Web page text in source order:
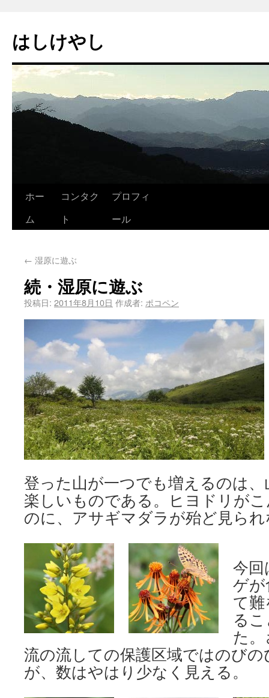
はしけやし
ホー
ム
コンタク
ト
プロフィ
ール
← 湿原に遊ぶ
続・湿原に遊ぶ
投稿日: 2011年8月10日 作成者: ポコペン
登った山が一つでも増えるのは
楽しいものである。ヒヨドリが
のに、アサギマダラが殆ど見ら
今
ゲ
て
る
た
流の流しての保護区域ではのび
が、数はやはり少なく見える。